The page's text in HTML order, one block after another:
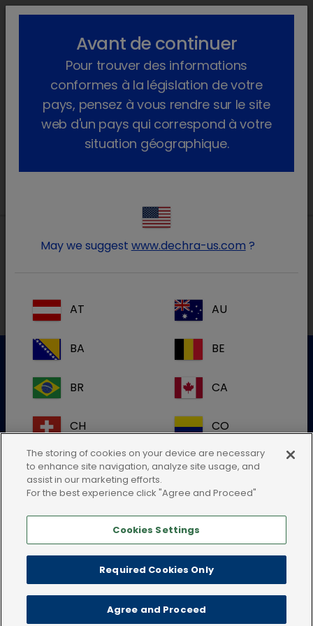
lock_outline search menu
Instruments
Kit prélèvement pour le plasma équin
Service clientèle
Pour plus d'informations, veuillez contacter notre service
clientèle
Contactez-nous
ou par tél : +32 14 44 36 70
Conditions d'utilisation
Politique de confidentialité
Politique en matière de cookies
Avant de continuer
Pour trouver des informations
conformes à la législation de votre
pays, pensez à vous rendre sur le site
web d'un pays qui correspond à votre
situation géographique.
May we suggest www.dechra-us.com ?
AT AU
BA BE
BR CA
CH CO
CR DE
FI FR
GB HR
IE IT
The storing of cookies on your device are necessary
to enhance site navigation, analyze site usage, and
assist in our marketing efforts.
For the best experience click "Agree and Proceed"
Cookies Settings
Required Cookies Only
Agree and Proceed